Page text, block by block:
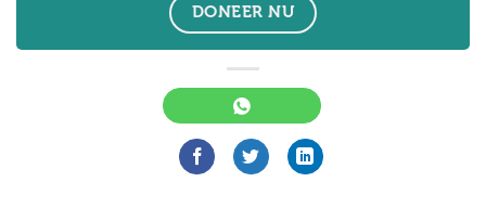
DONEER NU